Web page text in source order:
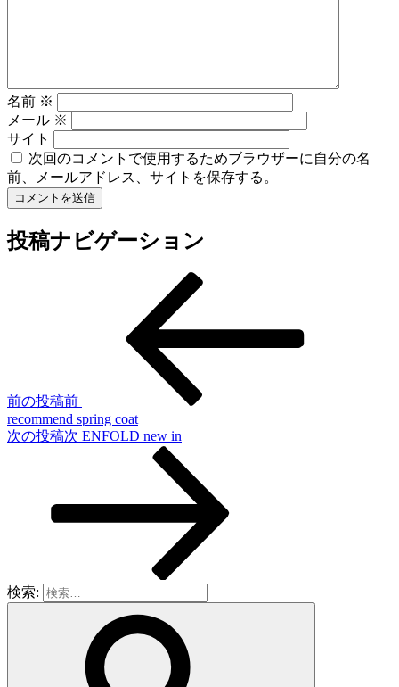
名前 ※
メール ※
サイト
次回のコメントで使用するためブラウザーに自分の名
前、メールアドレス、サイトを保存する。
投稿ナビゲーション
前の投稿前
recommend spring coat
次の投稿次 ENFOLD new in
検索: